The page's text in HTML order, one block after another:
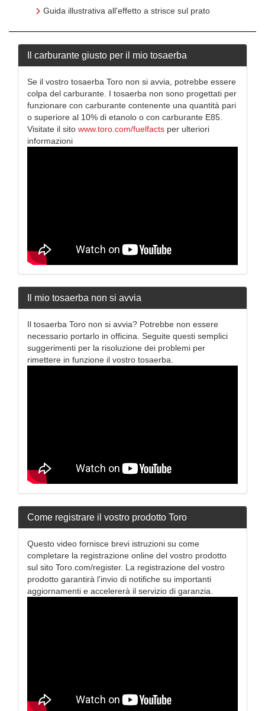
Guida illustrativa all'effetto a strisce sul prato
Il carburante giusto per il mio tosaerba
Se il vostro tosaerba Toro non si avvia, potrebbe essere
colpa del carburante. I tosaerba non sono progettati per
funzionare con carburante contenente una quantità pari
o superiore al 10% di etanolo o con carburante E85.
Visitate il sito www.toro.com/fuelfacts per ulteriori
informazioni
Il mio tosaerba non si avvia
Il tosaerba Toro non si avvia? Potrebbe non essere
necessario portarlo in officina. Seguite questi semplici
suggerimenti per la risoluzione dei problemi per
rimettere in funzione il vostro tosaerba.
Come registrare il vostro prodotto Toro
Questo video fornisce brevi istruzioni su come
completare la registrazione online del vostro prodotto
sul sito Toro.com/register. La registrazione del vostro
prodotto garantirà l'invio di notifiche su importanti
aggiornamenti e accelererà il servizio di garanzia.